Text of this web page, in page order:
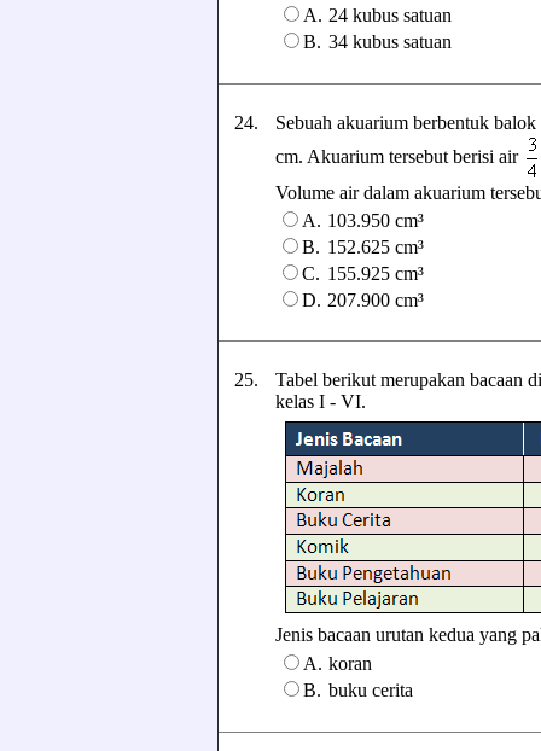
A. 24 kubus satuan
B. 34 kubus satuan
24.
Sebuah akuarium berbentuk
cm. Akuarium tersebut berisi air
Volume air dalam akuarium
A. 103.950 cm³
B. 152.625 cm³
C. 155.925 cm³
D. 207.900 cm³
25.
Tabel berikut merupakan bacaan
kelas I - VI.
Jenis bacaan urutan kedua yang
A. koran
B. buku cerita